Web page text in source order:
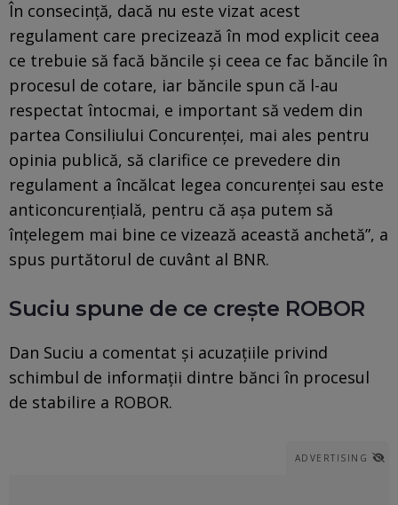
În consecință, dacă nu este vizat acest
regulament care precizează în mod explicit ceea
ce trebuie să facă băncile și ceea ce fac băncile în
procesul de cotare, iar băncile spun că l-au
respectat întocmai, e important să vedem din
partea Consiliului Concurenței, mai ales pentru
opinia publică, să clarifice ce prevedere din
regulament a încălcat legea concurenței sau este
anticoncurențială, pentru că așa putem să
înțelegem mai bine ce vizează această anchetă”, a
spus purtătorul de cuvânt al BNR.
Suciu spune de ce crește ROBOR
Dan Suciu a comentat și acuzațiile privind
schimbul de informații dintre bănci în procesul
de stabilire a ROBOR.
ADVERTISING